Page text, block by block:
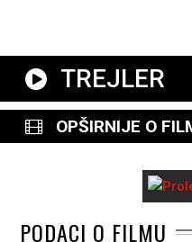
OPŠIRNIJE O
TREJLER
PODACI O FILMU